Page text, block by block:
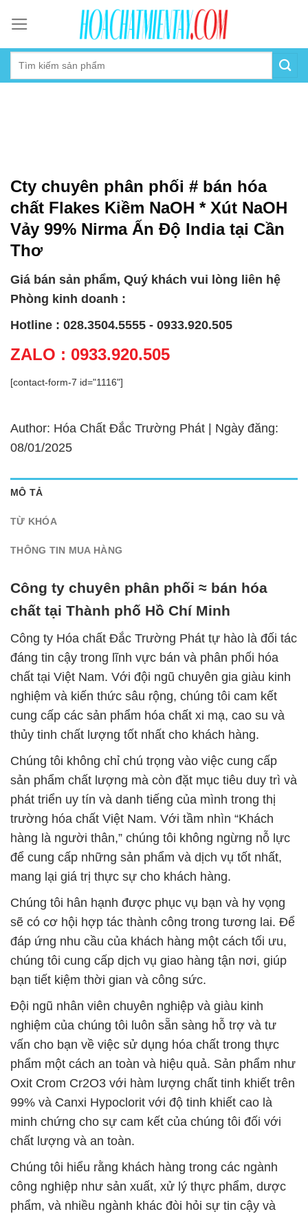
content
Cty chuyên phân phối # bán hóa
chất Flakes Kiềm NaOH * Xút NaOH
Vảy 99% Nirma Ấn Độ India tại Cần
Thơ
Giá bán sản phẩm, Quý khách vui lòng liên hệ
Phòng kinh doanh :
Hotline : 028.3504.5555 - 0933.920.505
ZALO : 0933.920.505
[contact-form-7 id="1116"]
Author: Hóa Chất Đắc Trường Phát | Ngày đăng:
08/01/2025
MÔ TẢ
TỪ KHÓA
THÔNG TIN MUA HÀNG
Công ty chuyên phân phối ≈ bán hóa
chất tại Thành phố Hồ Chí Minh
Công ty Hóa chất Đắc Trường Phát tự hào là đối tác
đáng tin cậy trong lĩnh vực bán và phân phối hóa
chất tại Việt Nam. Với đội ngũ chuyên gia giàu kinh
nghiệm và kiến thức sâu rộng, chúng tôi cam kết
cung cấp các sản phẩm hóa chất xi mạ, cao su và
thủy tinh chất lượng tốt nhất cho khách hàng.
Chúng tôi không chỉ chú trọng vào việc cung cấp
sản phẩm chất lượng mà còn đặt mục tiêu duy trì và
phát triển uy tín và danh tiếng của mình trong thị
trường hóa chất Việt Nam. Với tầm nhìn “Khách
hàng là người thân,” chúng tôi không ngừng nỗ lực
để cung cấp những sản phẩm và dịch vụ tốt nhất,
mang lại giá trị thực sự cho khách hàng.
Chúng tôi hân hạnh được phục vụ bạn và hy vọng
sẽ có cơ hội hợp tác thành công trong tương lai. Để
đáp ứng nhu cầu của khách hàng một cách tối ưu,
chúng tôi cung cấp dịch vụ giao hàng tận nơi, giúp
bạn tiết kiệm thời gian và công sức.
Đội ngũ nhân viên chuyên nghiệp và giàu kinh
nghiệm của chúng tôi luôn sẵn sàng hỗ trợ và tư
vấn cho bạn về việc sử dụng hóa chất trong thực
phẩm một cách an toàn và hiệu quả. Sản phẩm như
Oxit Crom Cr2O3 với hàm lượng chất tinh khiết trên
99% và Canxi Hypoclorit với độ tinh khiết cao là
minh chứng cho sự cam kết của chúng tôi đối với
chất lượng và an toàn.
Chúng tôi hiểu rằng khách hàng trong các ngành
công nghiệp như sản xuất, xử lý thực phẩm, dược
phẩm, và nhiều ngành khác đòi hỏi sự tin cậy và